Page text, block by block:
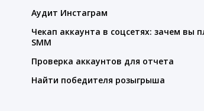
Аудит Инстаграм
Чекап аккаунта в соцсетях: зачем вы
SMM
Проверка аккаунтов для отчета
Найти победителя розыгрыша